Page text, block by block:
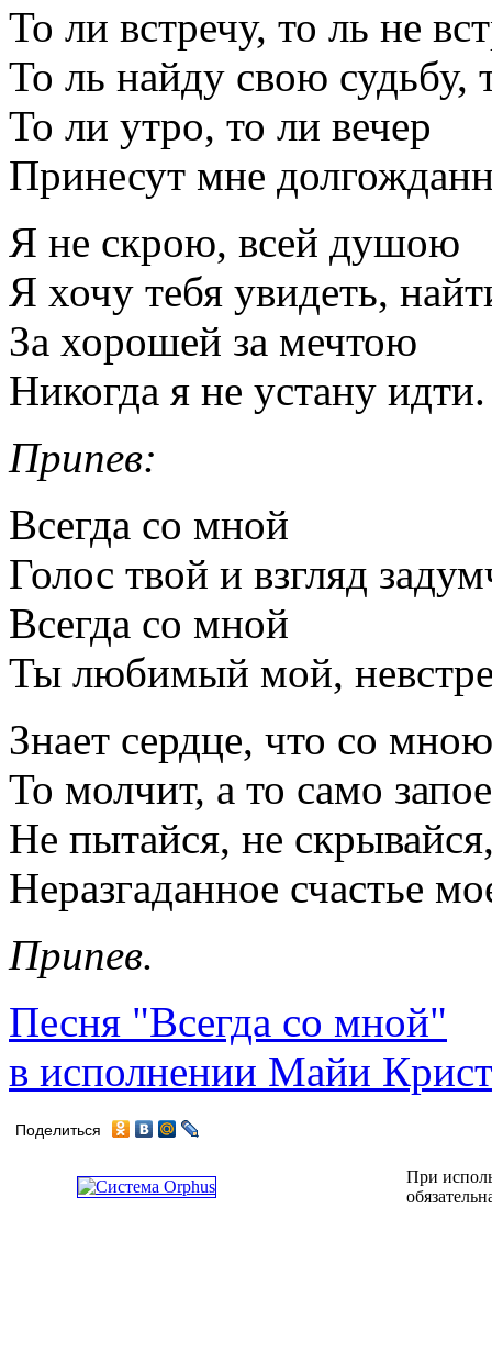
То ли встречу, то ль не
То ль найду свою судьбу,
То ли утро, то ли вечер
Принесут мне
Я не скрою, всей душою
Я хочу тебя увидеть,
За хорошей за мечтою
Никогда я не устану идти.
Припев:
Всегда со мной
Голос твой и взгляд
Всегда со мной
Ты любимый мой,
Знает сердце, что со
То молчит, а то само
Не пытайся, не
Неразгаданное счастье
Припев.
Песня "Всегда со мной"
в исполнении Майи
Поделиться
При